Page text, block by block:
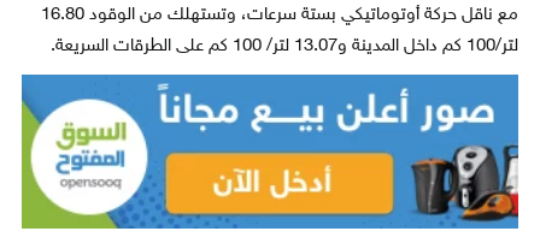
مع ناقل حركة أوتوماتيكي بستة سرعات، وتستهلك من الوقود 16.80
لتر/100 كم داخل المدينة و13.07 لتر/ 100 كم على الطرقات السريعة.